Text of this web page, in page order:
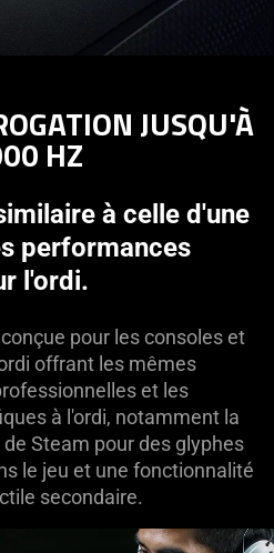
JUSQU'À
HZ
à celle d'une
performances
l'ordi.
pour les consoles et
offrant les mêmes
et les
à l'ordi, notamment la
Steam pour des glyphes
le jeu et une fonctionnalité
secondaire.